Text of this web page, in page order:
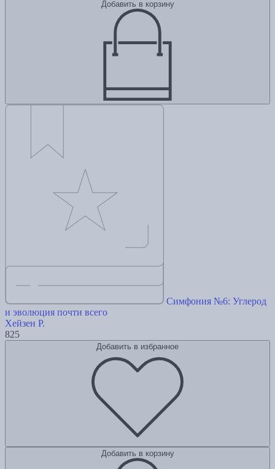
Добавить в корзину
Симфония №6: Углерод
и эволюция почти всего
Хейзен Р.
825
Добавить в избранное
Добавить в корзину